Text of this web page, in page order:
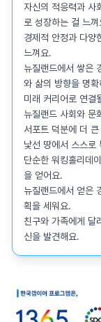
자신의 적응력과 사
로 성장하는 걸 느껴
경제적 안정과 다양
느껴요.
뉴질랜드에서 쌓은
와 삶의 방향을 명
미래 커리어로 연결
뉴질랜드 사회와 문
서포트 덕분에 더
낯선 땅에서 스스로
단순한 워킹홀리데
을 얻어요.
뉴질랜드에서 얻은
획을 세워요.
친구와 가족에게 달
신을 발견해요.